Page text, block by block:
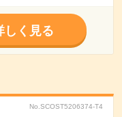
しく見る
No.SCOST5206374-T4